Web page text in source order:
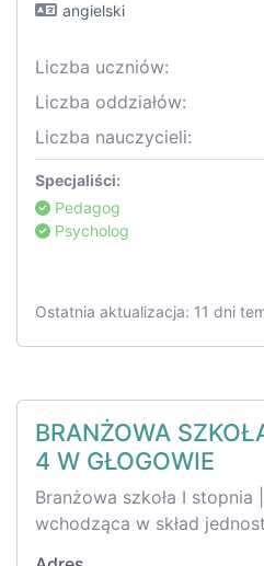
angielski
Liczba uczniów:
Liczba oddziałów:
Liczba nauczycieli:
Specjaliści:
Pedagog
Psycholog
Ostatnia aktualizacja: 11 dni
BRANŻOWA
4 W GŁOGOWIE
Branżowa szkoła I stopnia
wchodząca w skład